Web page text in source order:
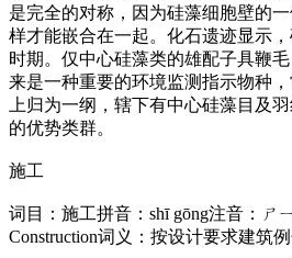
是完全的对称，因为硅藻细胞壁的
样才能嵌合在一起。化石遗迹显示
时期。仅中心硅藻类的雄配子具鞭
来是一种重要的环境监测指示物种
上归为一纲，辖下有中心硅藻目及
的优势类群。
施工
词目：施工拼音：shī gōng注音：ㄕ
Construction词义：按设计要求建筑